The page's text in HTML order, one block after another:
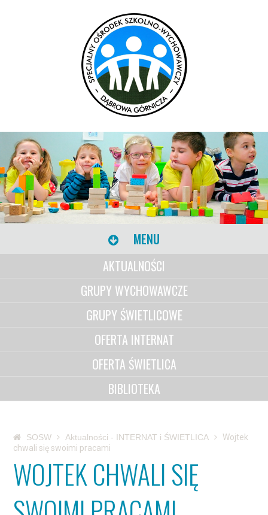
MENU
AKTUALNOŚCI
GRUPY WYCHOWAWCZE
GRUPY ŚWIETLICOWE
OFERTA INTERNAT
OFERTA ŚWIETLICA
BIBLIOTEKA
SOSW Aktualności - INTERNAT i ŚWIETLICA
Wojtek
chwali się swoimi pracami
WOJTEK CHWALI SIĘ